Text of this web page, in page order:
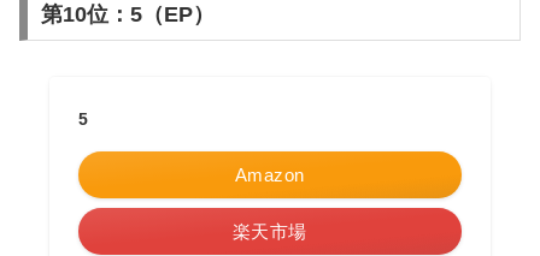
第10位：5（EP）
5
Amazon
楽天市場